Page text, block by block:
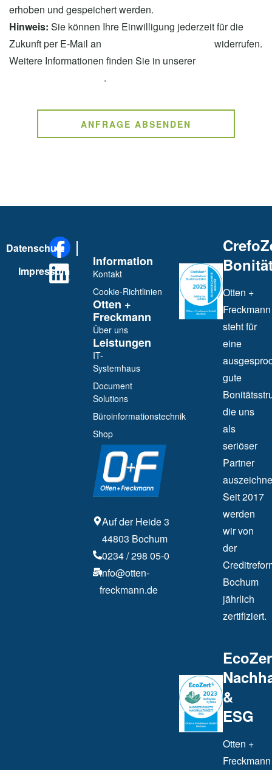
erhoben und gespeichert werden.
Hinweis: Sie können Ihre Einwilligung jederzeit für die
Zukunft per E-Mail an
widerrufen.
Weitere Informationen finden Sie in unserer
.
ANFRAGE ABSENDEN
Otten +
Freckmann
steht für
eine
gute
die uns
als
seriöser
Partner
Seit 2017
werden
wir von
der
Bochum
jährlich
zertifiziert.
&
ESG
Otten +
Freckmann
Auf der Heide 3
44803 Bochum
0234 / 298 05-0
info@otten-
freckmann.de
Otten +
Freckmann
Über uns
Leistungen
IT-
Systemhaus
Document
Solutions
Büroinformationstechnik
Shop
Information
Kontakt
Cookie-Richtlinien
Datenschutz
Impressum